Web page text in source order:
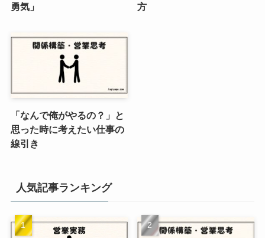
勇気」
方
「なんで俺がやるの？」と
思った時に考えたい仕事の
線引き
人気記事ランキング